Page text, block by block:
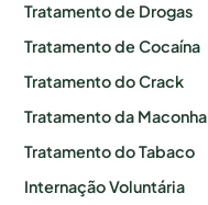
Tratamento de Drogas
Tratamento de Cocaína
Tratamento do Crack
Tratamento da Maconha
Tratamento do Tabaco
Internação Voluntária